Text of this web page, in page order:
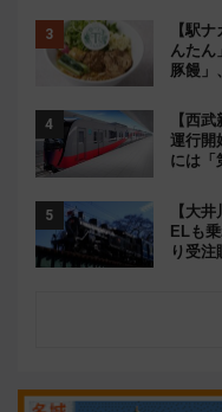
【駅
んた
豚饅」
【西
運行開
には「
【大
ELも
り受注